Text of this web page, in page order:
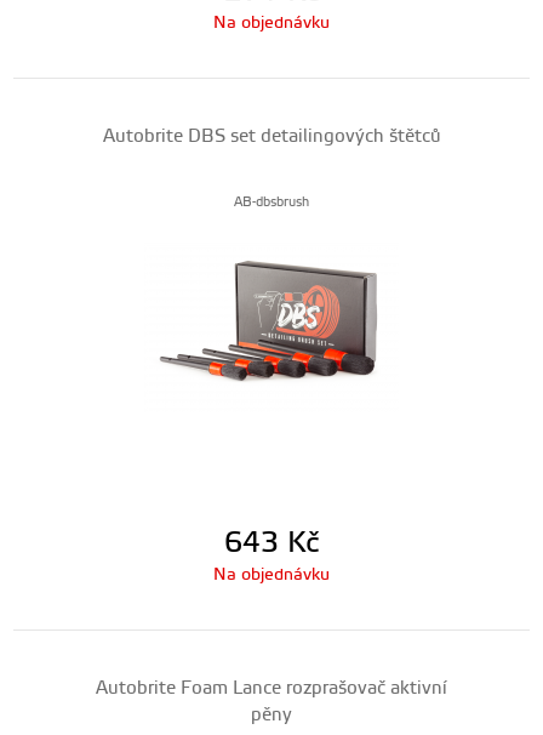
Na objednávku
Autobrite DBS set detailingových štětců
AB-dbsbrush
643 Kč
Na objednávku
Autobrite Foam Lance rozprašovač aktivní
pěny